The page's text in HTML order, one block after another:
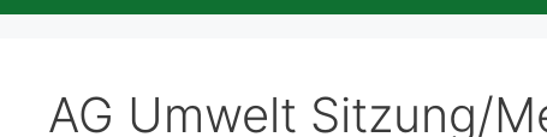
AG Umwelt Sitzung/